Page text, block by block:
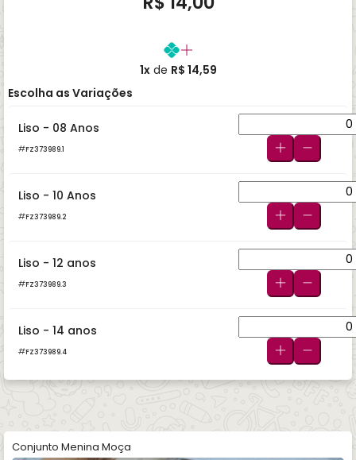
1xde R$ 14,59
Escolha as Variações
Liso - 08 Anos
FZ373989.1
Liso - 10 Anos
FZ373989.2
Liso - 12 anos
FZ373989.3
Liso - 14 anos
FZ373989.4
Conjunto Menina Moça